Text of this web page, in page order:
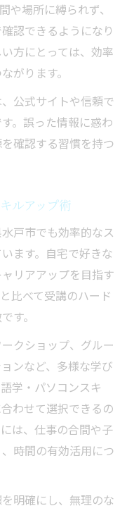
域コミュニティ
域コミュニティの
新しい出会い方
ベントを盛り上げ
のサポート体制
有のコツ
ッション入門
安心して始める準
を作るための工夫
を解消する方法
キュリティ基礎
防ぐポイント解説
や場所に縛られず、
認できるようになり
方にとっては、効率
がります。
公式サイトや信頼で
。誤った情報に惑わ
確認する習慣を持つ
ルアップ術
戸市でも効率的なス
ます。自宅で好きな
リアアップを目指す
比べて受講のハード
す。
クショップ、グルー
ンなど、多様な学び
学・パソコンスキ
わせて選択できるの
は、仕事の合間や子
時間の有効活用につ
明確にし、無理のな